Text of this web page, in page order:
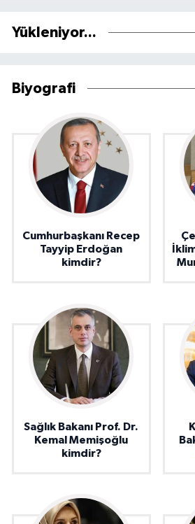
Yükleniyor...
Biyografi
Cumhurbaşkanı Recep
Tayyip Erdoğan
kimdir?
Sağlık Bakanı Prof. Dr.
Kemal Memişoğlu
kimdir?